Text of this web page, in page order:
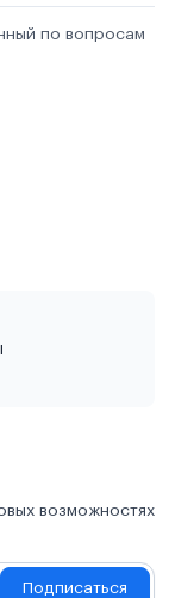
по вопросам
возможностях
Подписаться